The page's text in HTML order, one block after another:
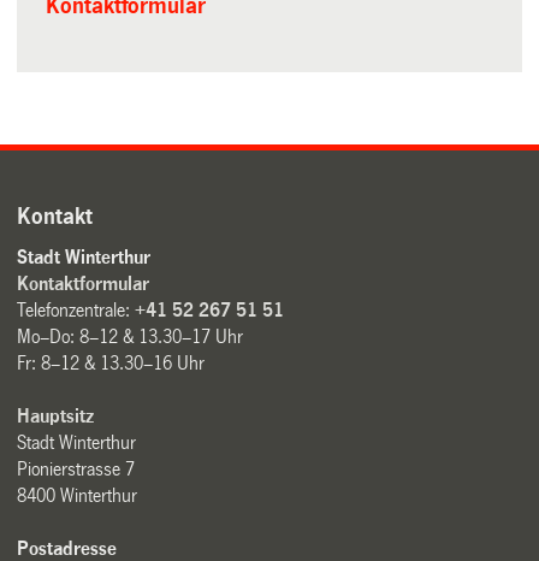
Kontaktformular
Kontakt
Stadt Winterthur
Kontaktformular
Telefonzentrale:+41 52 267 51 51
Mo–Do: 8–12 & 13.30–17 Uhr
Fr: 8–12 & 13.30–16 Uhr
Hauptsitz
Stadt Winterthur
Pionierstrasse 7
8400 Winterthur
Postadresse